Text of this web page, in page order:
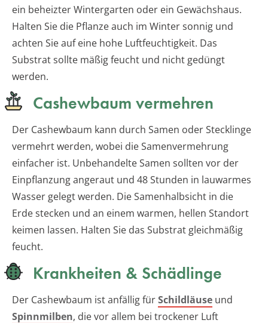
ein beheizter Wintergarten oder ein Gewächshaus.
Halten Sie die Pflanze auch im Winter sonnig und
achten Sie auf eine hohe Luftfeuchtigkeit. Das
Substrat sollte mäßig feucht und nicht gedüngt
werden.
Cashewbaum vermehren
Der Cashewbaum kann durch Samen oder Stecklinge
vermehrt werden, wobei die Samenvermehrung
einfacher ist. Unbehandelte Samen sollten vor der
Einpflanzung angeraut und 48 Stunden in lauwarmes
Wasser gelegt werden. Die Samenhalbsicht in die
Erde stecken und an einem warmen, hellen Standort
keimen lassen. Halten Sie das Substrat gleichmäßig
feucht.
Krankheiten & Schädlinge
Der Cashewbaum ist anfällig fürSchildläuse und
Spinnmilben, die vor allem bei trockener Luft